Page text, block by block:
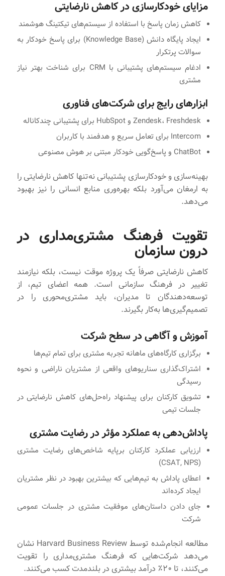
مزایای خودکارسازی در کاهش نارضایتی
کاهش زمان پاسخ با استفاده از سیستم‌های تیکتینگ هوشمند
ایجاد پایگاه دانش (Knowledge Base) برای پاسخ خودکار به
سوالات پرتکرار
ادغام سیستم‌های پشتیبانی با CRM برای شناخت بهتر نیاز
مشتری
ابزارهای رایج برای شرکت‌های فناوری
Zendesk، Freshdesk و HubSpot برای پشتیبانی چندکاناله
Intercom برای تعامل سریع و هدفمند با کاربران
ChatBot و پاسخ‌گویی خودکار مبتنی بر هوش مصنوعی
بهینه‌سازی و خودکارسازی پشتیبانی نه‌تنها کاهش نارضایتی را
به ارمغان می‌آورد بلکه بهره‌وری منابع انسانی را نیز بهبود
می‌دهد.
تقویت فرهنگ مشتری‌مداری در
درون سازمان
کاهش نارضایتی صرفاً یک پروژه موقت نیست، بلکه نیازمند
تغییر در فرهنگ سازمانی است. همه اعضای تیم، از
توسعه‌دهندگان تا مدیران، باید مشتری‌محوری را در
تصمیم‌گیری‌ها به‌کار بگیرند.
آموزش و آگاهی در سطح شرکت
برگزاری کارگاه‌های ماهانه تجربه مشتری برای تمام تیم‌ها
اشتراک‌گذاری سناریوهای واقعی از مشتریان ناراضی و نحوه
رسیدگی
تشویق کارکنان برای پیشنهاد راه‌حل‌های کاهش نارضایتی در
جلسات تیمی
پاداش‌دهی به عملکرد مؤثر در رضایت مشتری
ارزیابی عملکرد کارکنان برپایه شاخص‌های رضایت مشتری
(CSAT, NPS)
اعطای پاداش به تیم‌هایی که بیشترین بهبود در نظر مشتریان
ایجاد کرده‌اند
جای دادن داستان‌های موفقیت مشتری در جلسات عمومی
شرکت
مطالعه انجام‌شده توسط Harvard Business Review نشان
می‌دهد شرکت‌هایی که فرهنگ مشتری‌مداری را تقویت
می‌کنند، تا ۲۰٪ درآمد بیشتری در بلندمدت کسب می‌کنند.